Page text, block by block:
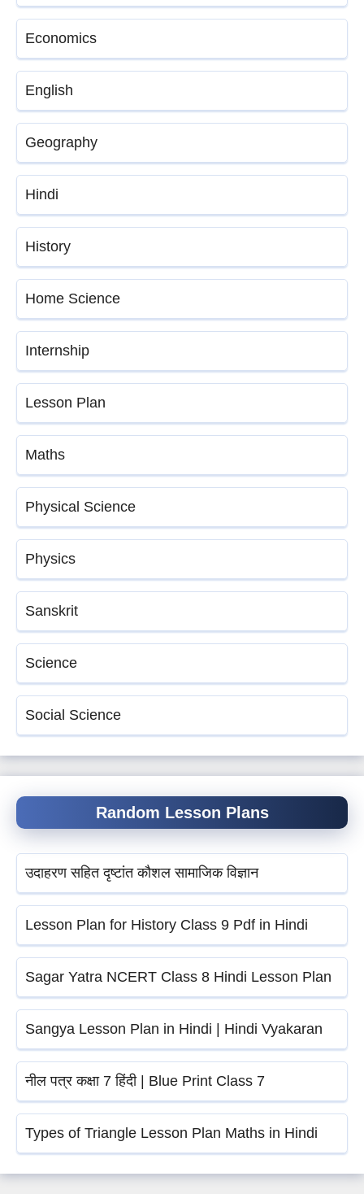
Economics
English
Geography
Hindi
History
Home Science
Internship
Lesson Plan
Maths
Physical Science
Physics
Sanskrit
Science
Social Science
Random Lesson Plans
उदाहरण सहित दृष्टांत कौशल सामाजिक विज्ञान
Lesson Plan for History Class 9 Pdf in Hindi
Sagar Yatra NCERT Class 8 Hindi Lesson Plan
Sangya Lesson Plan in Hindi | Hindi Vyakaran
नील पत्र कक्षा 7 हिंदी | Blue Print Class 7
Types of Triangle Lesson Plan Maths in Hindi